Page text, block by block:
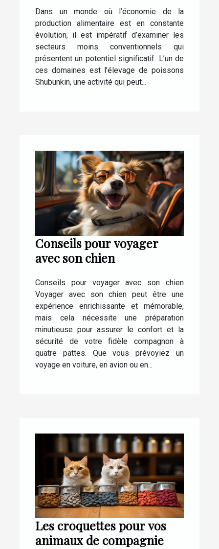
Dans un monde où l’économie de la
production alimentaire est en constante
évolution, il est impératif d’examiner les
secteurs moins conventionnels qui
présentent un potentiel significatif. L’un de
ces domaines est l’élevage de poissons
Shubunkin, une activité qui peut...
Conseils pour voyager
avec son chien
Conseils pour voyager avec son chien
Voyager avec son chien peut être une
expérience enrichissante et mémorable,
mais cela nécessite une préparation
minutieuse pour assurer le confort et la
sécurité de votre fidèle compagnon à
quatre pattes. Que vous prévoyiez un
voyage en voiture, en avion ou en...
Les croquettes pour vos
animaux de compagnie